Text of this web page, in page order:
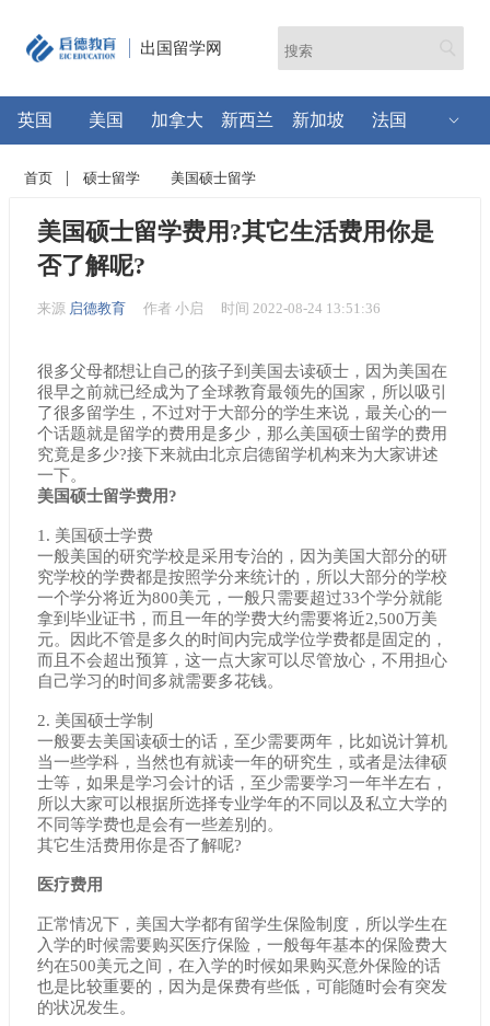
出国留学网
英国 美国 加拿大 新西兰 新加坡 法国
首页 硕士留学 美国硕士留学
美国硕士留学费用?其它生活费用你是
否了解呢?
来源 启德教育 作者 小启 时间 2022-08-24 13:51:36
很多父母都想让自己的孩子到美国去读硕士，因为美国在
很早之前就已经成为了全球教育最领先的国家，所以吸引
了很多留学生，不过对于大部分的学生来说，最关心的一
个话题就是留学的费用是多少，那么美国硕士留学的费用
究竟是多少?接下来就由北京启德留学机构来为大家讲述
一下。
美国硕士留学费用?
1. 美国硕士学费
一般美国的研究学校是采用专治的，因为美国大部分的研
究学校的学费都是按照学分来统计的，所以大部分的学校
一个学分将近为800美元，一般只需要超过33个学分就能
拿到毕业证书，而且一年的学费大约需要将近2,500万美
元。因此不管是多久的时间内完成学位学费都是固定的，
而且不会超出预算，这一点大家可以尽管放心，不用担心
自己学习的时间多就需要多花钱。
2. 美国硕士学制
一般要去美国读硕士的话，至少需要两年，比如说计算机
当一些学科，当然也有就读一年的研究生，或者是法律硕
士等，如果是学习会计的话，至少需要学习一年半左右，
所以大家可以根据所选择专业学年的不同以及私立大学的
不同等学费也是会有一些差别的。
其它生活费用你是否了解呢?
医疗费用
正常情况下，美国大学都有留学生保险制度，所以学生在
入学的时候需要购买医疗保险，一般每年基本的保险费大
约在500美元之间，在入学的时候如果购买意外保险的话
也是比较重要的，因为是保费有些低，可能随时会有突发
的状况发生。